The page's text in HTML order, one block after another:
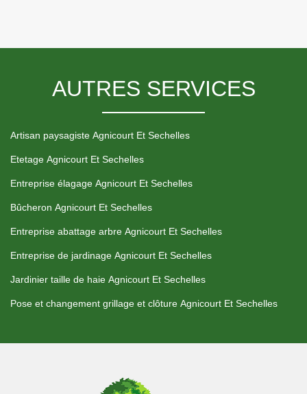
AUTRES SERVICES
Artisan paysagiste Agnicourt Et Sechelles
Etetage Agnicourt Et Sechelles
Entreprise élagage Agnicourt Et Sechelles
Bûcheron Agnicourt Et Sechelles
Entreprise abattage arbre Agnicourt Et Sechelles
Entreprise de jardinage Agnicourt Et Sechelles
Jardinier taille de haie Agnicourt Et Sechelles
Pose et changement grillage et clôture Agnicourt Et Sechelles